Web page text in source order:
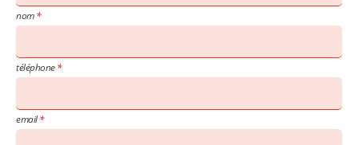
nom
téléphone
email